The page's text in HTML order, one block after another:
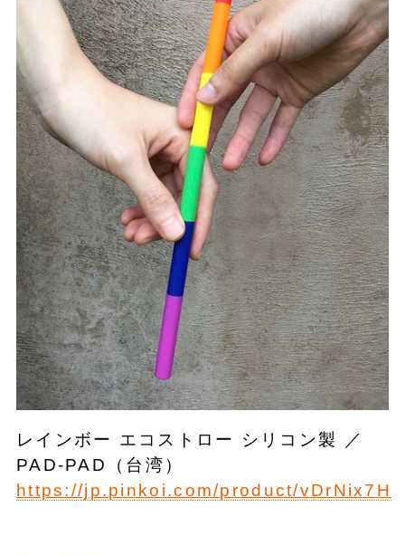
レインボー エコストロー シリコン製 ／
PAD-PAD（台湾）
https://jp.pinkoi.com/product/vDrNix7H